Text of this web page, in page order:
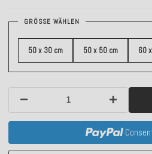
GRÖSSE WÄHLEN
50 x 30 cm 50 x 50 cm 60